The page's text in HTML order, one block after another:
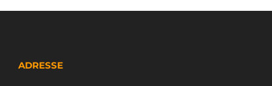
ADRESSE